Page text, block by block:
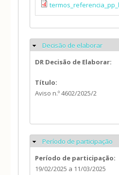
Ocultar
Decisão de elaborar
DR Decisão de Elaborar:
Título:
Aviso n.º 4602/2025/2
Ocultar
Período de participação
Período de participação:
19/02/2025 a 11/03/2025